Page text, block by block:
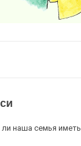
наша семья иметь